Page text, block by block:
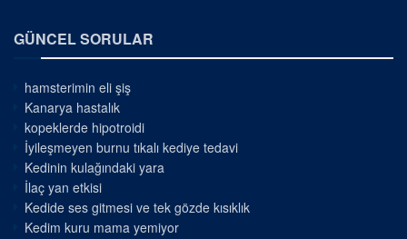
GÜNCEL SORULAR
hamsterimin eli şiş
Kanarya hastalık
kopeklerde hipotroidi
İyileşmeyen burnu tıkalı kediye tedavi
Kedinin kulağındaki yara
İlaç yan etkisi
Kedide ses gitmesi ve tek gözde kısıklık
Kedim kuru mama yemiyor